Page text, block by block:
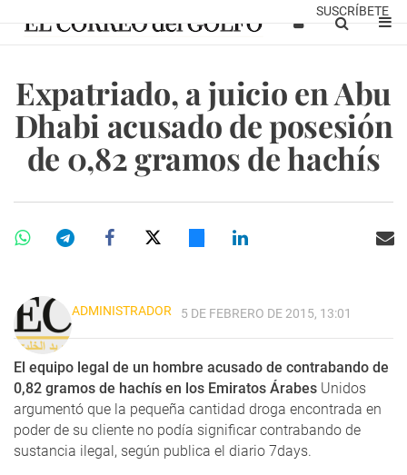
SUSCRÍBETE
Expatriado, a juicio en Abu
Dhabi acusado de posesión
de 0,82 gramos de hachís
ADMINISTRADOR 5 DE FEBRERO DE 2015, 13:01
El equipo legal de un hombre acusado de contrabando de
0,82 gramos de hachís en los Emiratos Árabes Unidos
argumentó que la pequeña cantidad droga encontrada en
poder de su cliente no podía significar contrabando de
sustancia ilegal, según publica el diario 7days.